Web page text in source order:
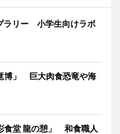
ラリー 小学生向けラボ
博」 巨大肉食恐竜や海
食堂 龍の憩」 和食職人